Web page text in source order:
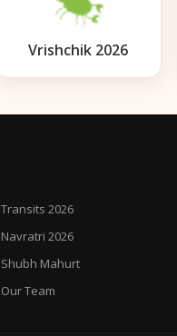
Vrishchik 2026
Transits 2026
Navratri 2026
Shubh Mahurt
Our Team